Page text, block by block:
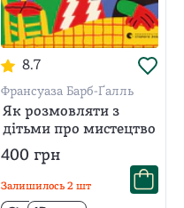
8.7
Франсуаза Барб-Ґалль
Як розмовляти з
дітьми про мистецтво
400 грн
Залишилось 2 шт